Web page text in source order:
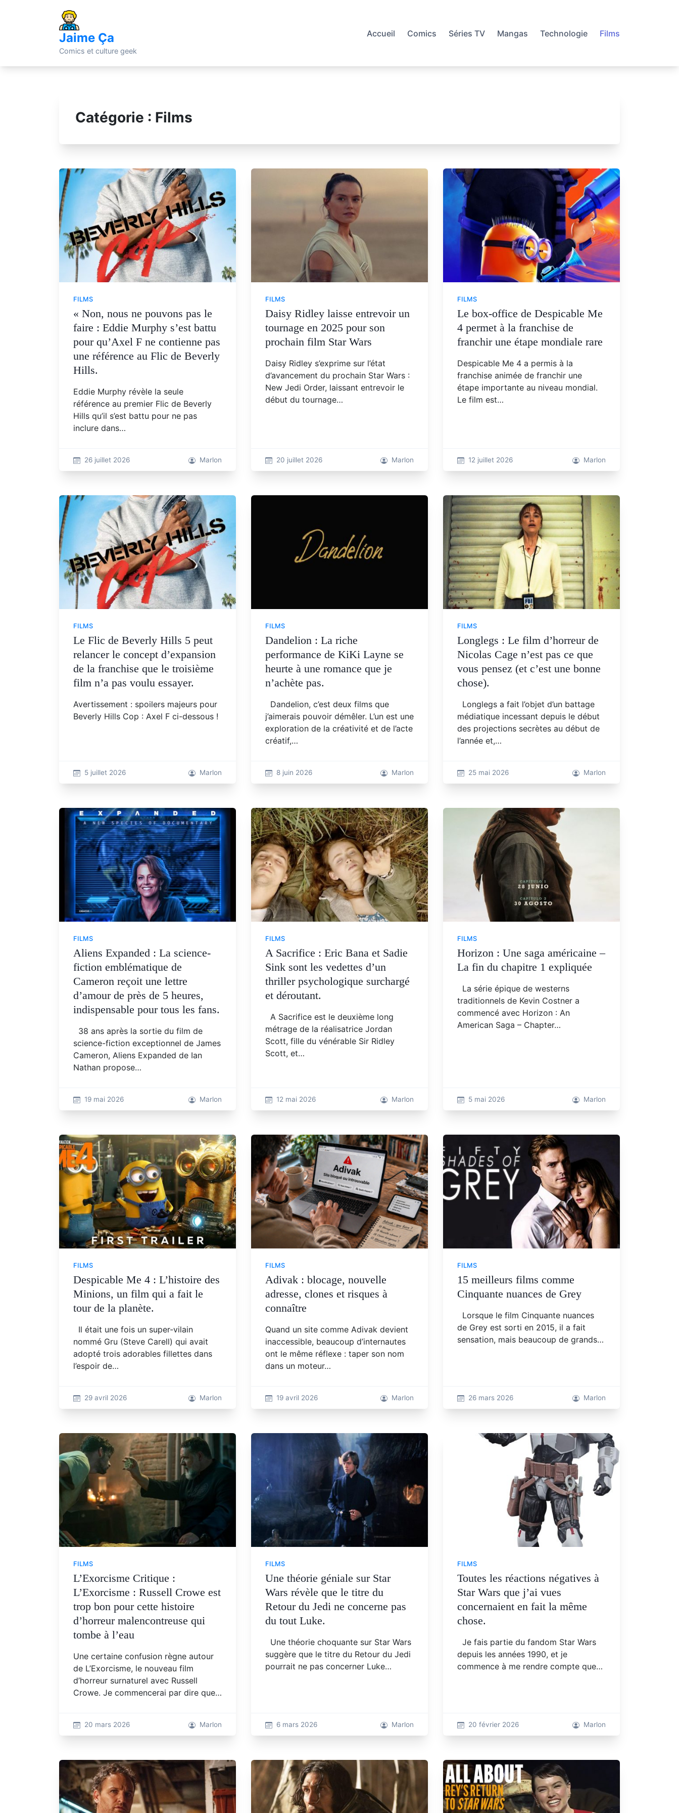
Jaime Ça
Comics et culture geek
Accueil Comics Séries TV Mangas Technologie Films
Catégorie : Films
FILMS
« Non, nous ne pouvons pas le
faire : Eddie Murphy s’est battu
pour qu’Axel F ne contienne pas
une référence au Flic de Beverly
Hills.
Eddie Murphy révèle la seule
référence au premier Flic de Beverly
Hills qu’il s’est battu pour ne pas
inclure dans…
26 juillet 2026 Marlon
FILMS
Daisy Ridley laisse entrevoir un
tournage en 2025 pour son
prochain film Star Wars
Daisy Ridley s’exprime sur l’état
d’avancement du prochain Star Wars :
New Jedi Order, laissant entrevoir le
début du tournage…
20 juillet 2026 Marlon
FILMS
Le box-office de Despicable Me
4 permet à la franchise de
franchir une étape mondiale rare
Despicable Me 4 a permis à la
franchise animée de franchir une
étape importante au niveau mondial.
Le film est…
12 juillet 2026 Marlon
FILMS
Le Flic de Beverly Hills 5 peut
relancer le concept d’expansion
de la franchise que le troisième
film n’a pas voulu essayer.
Avertissement : spoilers majeurs pour
Beverly Hills Cop : Axel F ci-dessous !
5 juillet 2026 Marlon
FILMS
Dandelion : La riche
performance de KiKi Layne se
heurte à une romance que je
n’achète pas.
Dandelion, c’est deux films que
j’aimerais pouvoir démêler. L’un est une
exploration de la créativité et de l’acte
créatif,…
8 juin 2026 Marlon
FILMS
Longlegs : Le film d’horreur de
Nicolas Cage n’est pas ce que
vous pensez (et c’est une bonne
chose).
Longlegs a fait l’objet d’un battage
médiatique incessant depuis le début
des projections secrètes au début de
l’année et,…
25 mai 2026 Marlon
FILMS
Aliens Expanded : La science-
fiction emblématique de
Cameron reçoit une lettre
d’amour de près de 5 heures,
indispensable pour tous les fans.
38 ans après la sortie du film de
science-fiction exceptionnel de James
Cameron, Aliens Expanded de Ian
Nathan propose…
19 mai 2026 Marlon
FILMS
A Sacrifice : Eric Bana et Sadie
Sink sont les vedettes d’un
thriller psychologique surchargé
et déroutant.
A Sacrifice est le deuxième long
métrage de la réalisatrice Jordan
Scott, fille du vénérable Sir Ridley
Scott, et…
12 mai 2026 Marlon
FILMS
Horizon : Une saga américaine –
La fin du chapitre 1 expliquée
La série épique de westerns
traditionnels de Kevin Costner a
commencé avec Horizon : An
American Saga – Chapter…
5 mai 2026 Marlon
FILMS
Despicable Me 4 : L’histoire des
Minions, un film qui a fait le
tour de la planète.
Il était une fois un super-vilain
nommé Gru (Steve Carell) qui avait
adopté trois adorables fillettes dans
l’espoir de…
29 avril 2026 Marlon
FILMS
Adivak : blocage, nouvelle
adresse, clones et risques à
connaître
Quand un site comme Adivak devient
inaccessible, beaucoup d’internautes
ont le même réflexe : taper son nom
dans un moteur…
19 avril 2026 Marlon
FILMS
15 meilleurs films comme
Cinquante nuances de Grey
Lorsque le film Cinquante nuances
de Grey est sorti en 2015, il a fait
sensation, mais beaucoup de grands…
26 mars 2026 Marlon
FILMS
L’Exorcisme Critique :
L’Exorcisme : Russell Crowe est
trop bon pour cette histoire
d’horreur malencontreuse qui
tombe à l’eau
Une certaine confusion règne autour
de L’Exorcisme, le nouveau film
d’horreur surnaturel avec Russell
Crowe. Je commencerai par dire que…
20 mars 2026 Marlon
FILMS
Une théorie géniale sur Star
Wars révèle que le titre du
Retour du Jedi ne concerne pas
du tout Luke.
Une théorie choquante sur Star Wars
suggère que le titre du Retour du Jedi
pourrait ne pas concerner Luke…
6 mars 2026 Marlon
FILMS
Toutes les réactions négatives à
Star Wars que j’ai vues
concernaient en fait la même
chose.
Je fais partie du fandom Star Wars
depuis les années 1990, et je
commence à me rendre compte que…
20 février 2026 Marlon